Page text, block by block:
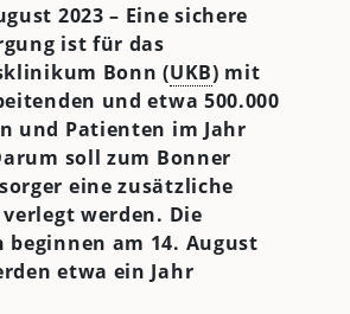
2023 – Eine sichere
ist für das
Bonn (UKB) mit
und etwa 500.000
und Patienten im Jahr
soll zum Bonner
eine zusätzliche
werden. Die
beginnen am 14. August
etwa ein Jahr